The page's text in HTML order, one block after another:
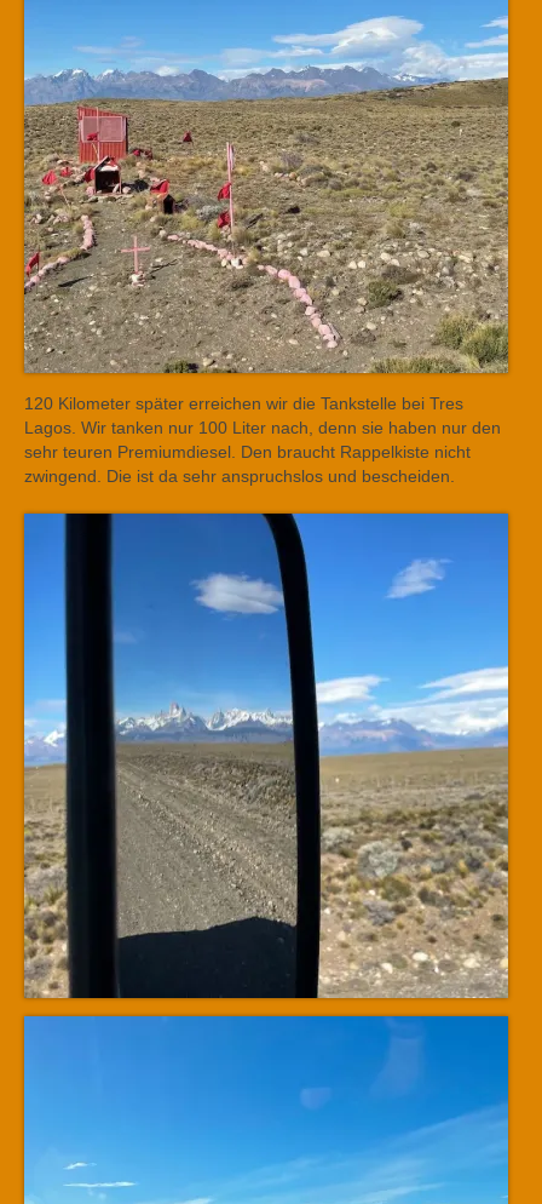
120 Kilometer später erreichen wir die Tankstelle bei Tres
Lagos. Wir tanken nur 100 Liter nach, denn sie haben nur den
sehr teuren Premiumdiesel. Den braucht Rappelkiste nicht
zwingend. Die ist da sehr anspruchslos und bescheiden.